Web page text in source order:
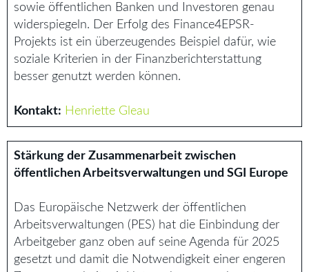
sowie öffentlichen Banken und Investoren genau
widerspiegeln. Der Erfolg des Finance4EPSR-
Projekts ist ein überzeugendes Beispiel dafür, wie
soziale Kriterien in der Finanzberichterstattung
besser genutzt werden können.
Kontakt: Henriette Gleau
Stärkung der Zusammenarbeit zwischen
öffentlichen Arbeitsverwaltungen und SGI Europe
Das Europäische Netzwerk der öffentlichen
Arbeitsverwaltungen (PES) hat die Einbindung der
Arbeitgeber ganz oben auf seine Agenda für 2025
gesetzt und damit die Notwendigkeit einer engeren